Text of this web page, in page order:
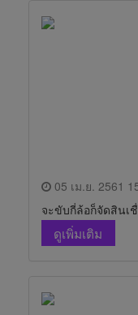
05 เม.ย. 2561
จะขับกี่ล้อก็จัดสินเ
ดูเพิ่มเติม